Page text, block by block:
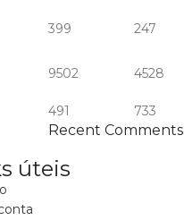
399 247
9502
491
4528
733
Recent Comments
úteis